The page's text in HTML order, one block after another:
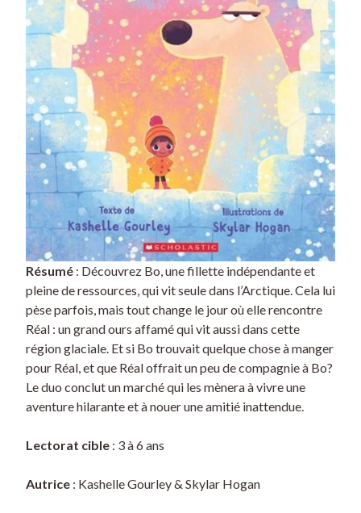
i
r
a
k
Résumé : Découvrez Bo, une fillette indépendante et
pleine de ressources, qui vit seule dans l’Arctique. Cela lui
pèse parfois, mais tout change le jour où elle rencontre
Réal : un grand ours affamé qui vit aussi dans cette
région glaciale. Et si Bo trouvait quelque chose à manger
pour Réal, et que Réal offrait un peu de compagnie à Bo?
Le duo conclut un marché qui les mènera à vivre une
aventure hilarante et à nouer une amitié inattendue.
Lectorat cible : 3 à 6 ans
Autrice : Kashelle Gourley & Skylar Hogan